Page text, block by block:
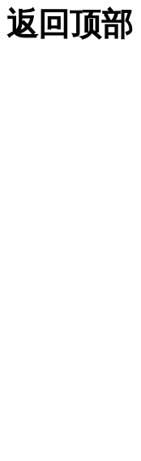
返回顶部